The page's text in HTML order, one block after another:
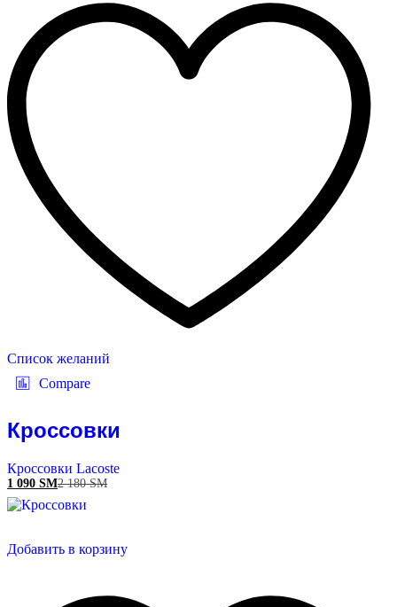
Список желаний
Compare
Кроссовки
Кроссовки Lacoste
1 090 ЅМ2 180ЅМ
Добавить в корзину